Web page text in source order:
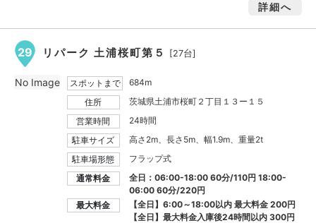
詳細へ
29 リパーク 土浦桜町第５ [27台]
スポットまで
684m
住所
茨城県土浦市桜町２丁目１３ー１５
営業時間
24時間
駐車サイズ
高さ2m、長さ5m、幅1.9m、重量2t
駐車場形態
フラップ式
通常料金
全日：06:00-18:00 60分/110円 18:00-
06:00 60分/220円
最大料金
【全日】6:00～18:00以内 最大料金200円
【全日】最大料金入庫後24時間以内300円
No Image